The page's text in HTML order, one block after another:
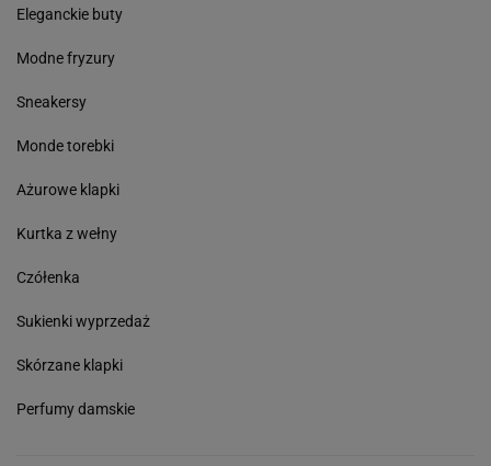
Eleganckie buty
Modne fryzury
Sneakersy
Monde torebki
Ażurowe klapki
Kurtka z wełny
Czółenka
Sukienki wyprzedaż
Skórzane klapki
Perfumy damskie